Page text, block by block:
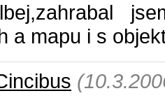
a mapu i s